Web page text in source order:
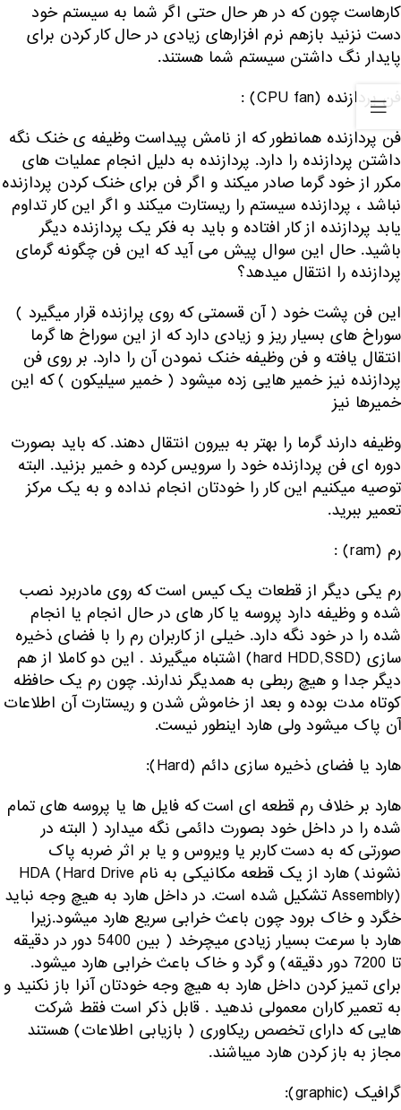
کارهاست چون که در هر حال حتی اگر شما به سیستم خود
دست نزنید بازهم نرم افزارهای زیادی در حال کار کردن برای
پایدار نگ داشتن سیستم شما هستند.
فن پردازنده (CPU fan) :
فن پردازنده همانطور که از نامش پیداست وظیفه ی خنک نگه
داشتن پردازنده را دارد. پردازنده به دلیل انجام عملیات های
مکرر از خود گرما صادر میکند و اگر فن برای خنک کردن پردازنده
نباشد ، پردازنده سیستم را ریستارت میکند و اگر این کار تداوم
یابد پردازنده از کار افتاده و باید به فکر یک پردازنده دیگر
باشید. حال این سوال پیش می آید که این فن چگونه گرمای
پردازنده را انتقال میدهد؟
این فن پشت خود ( آن قسمتی که روی پرازنده قرار میگیرد )
سوراخ های بسیار ریز و زیادی دارد که از این سوراخ ها گرما
انتقال یافته و فن وظیفه خنک نمودن آن را دارد. بر روی فن
پردازنده نیز خمیر هایی زده میشود ( خمیر سیلیکون ) که این
خمیرها نیز
وظیفه دارند گرما را بهتر به بیرون انتقال دهند. که باید بصورت
دوره ای فن پردازنده خود را سرویس کرده و خمیر بزنید. البته
توصیه میکنیم این کار را خودتان انجام نداده و به یک مرکز
تعمیر ببرید.
رم (ram) :
رم یکی دیگر از قطعات یک کیس است که روی مادربرد نصب
شده و وظیفه دارد پروسه یا کار های در حال انجام یا انجام
شده را در خود نگه دارد. خیلی از کاربران رم را با فضای ذخیره
سازی (hard HDD,SSD) اشتباه میگیرند . این دو کاملا از هم
دیگر جدا و هیچ ربطی به همدیگر ندارند. چون رم یک حافظه
کوتاه مدت بوده و بعد از خاموش شدن و ریستارت آن اطلاعات
آن پاک میشود ولی هارد اینطور نیست.
هارد یا فضای ذخیره سازی دائم (Hard):
هارد بر خلاف رم قطعه ای است که فایل ها یا پروسه های تمام
شده را در داخل خود بصورت دائمی نگه میدارد ( البته در
صورتی که به دست کاربر یا ویروس و یا بر اثر ضربه پاک
نشوند) هارد از یک قطعه مکانیکی به نام HDA (Hard Drive
Assembly) تشکیل شده است. در داخل هارد به هیچ وجه نباید
خگرد و خاک برود چون باعث خرابی سریع هارد میشود.زیرا
هارد با سرعت بسیار زیادی میچرخد ( بین 5400 دور در دقیقه
تا 7200 دور دقیقه) و گرد و خاک باعث خرابی هارد میشود.
برای تمیز کردن داخل هارد به هیچ وجه خودتان آنرا باز نکنید و
به تعمیر کاران معمولی ندهید . قابل ذکر است فقط شرکت
هایی که دارای تخصص ریکاوری ( بازیابی اطلاعات) هستند
مجاز به باز کردن هارد میباشند.
گرافیک (graphic):